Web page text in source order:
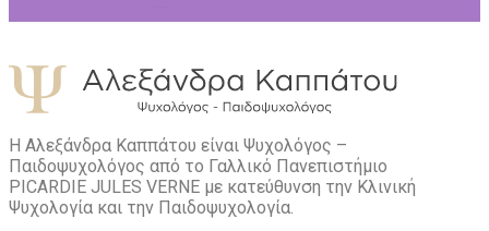
Η Αλεξάνδρα Καππάτου είναι Ψυχολόγος –
Παιδοψυχολόγος από το Γαλλικό Πανεπιστήμιο
PICARDIE JULES VERNE με κατεύθυνση την Kλινική
Ψυχολογία και την Παιδοψυχολογία.